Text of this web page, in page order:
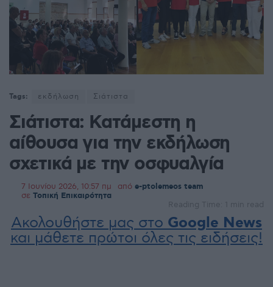
Tags: εκδήλωση Σιάτιστα
Σιάτιστα: Κατάμεστη η
αίθουσα για την εκδήλωση
σχετικά με την οσφυαλγία
7 Ιουνίου 2026, 10:57 πμ από e-ptolemeos team
σε Τοπική Επικαιρότητα
Reading Time: 1 min read
Ακολουθήστε μας στο Google News
και μάθετε πρώτοι όλες τις ειδήσεις!